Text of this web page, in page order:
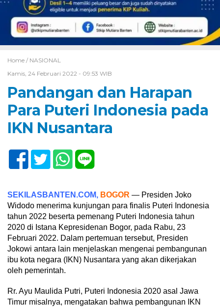
Home / NASIONAL
Kamis, 24 Februari 2022 - 09:53 WIB
Pandangan dan Harapan
Para Puteri Indonesia pada
IKN Nusantara
SEKILASBANTEN.COM, BOGOR — Presiden Joko
Widodo menerima kunjungan para finalis Puteri Indonesia
tahun 2022 beserta pemenang Puteri Indonesia tahun
2020 di Istana Kepresidenan Bogor, pada Rabu, 23
Februari 2022. Dalam pertemuan tersebut, Presiden
Jokowi antara lain menjelaskan mengenai pembangunan
ibu kota negara (IKN) Nusantara yang akan dikerjakan
oleh pemerintah.
Rr. Ayu Maulida Putri, Puteri Indonesia 2020 asal Jawa
Timur misalnya, mengatakan bahwa pembangunan IKN